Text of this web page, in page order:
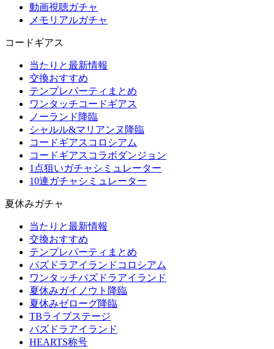
動画視聴ガチャ
メモリアルガチャ
コードギアス
当たりと最新情報
交換おすすめ
テンプレパーティまとめ
ワンタッチコードギアス
ノーランド降臨
シャルル&マリアンヌ降臨
コードギアスコロシアム
コードギアスコラボダンジョン
1点狙いガチャシミュレーター
10連ガチャシミュレーター
夏休みガチャ
当たりと最新情報
交換おすすめ
テンプレパーティまとめ
パズドラアイランドコロシアム
ワンタッチパズドラアイランド
夏休みガイノウト降臨
夏休みゼローグ降臨
TBライブステージ
パズドラアイランド
HEARTS称号